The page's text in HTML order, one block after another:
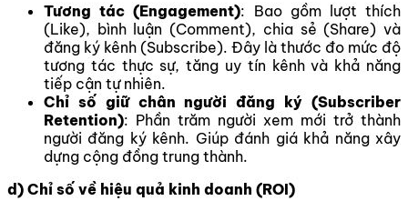
Tương tác (Engagement): Bao gồm lượt thích
(Like), bình luận (Comment), chia sẻ (Share) và
đăng ký kênh (Subscribe). Đây là thước đo mức độ
tương tác thực sự, tăng uy tín kênh và khả năng
tiếp cận tự nhiên.
Chỉ số giữ chân người đăng ký (Subscriber
Retention): Phần trăm người xem mới trở thành
người đăng ký kênh. Giúp đánh giá khả năng xây
dựng cộng đồng trung thành.
d) Chỉ số về hiệu quả kinh doanh (ROI)